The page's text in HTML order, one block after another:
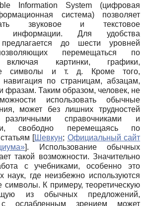
Information System (цифровая
система) позволяет
звуковое и текстовое
информации. Для удобства
предлагается до шести уровней
перемещаться по
включая картинки, графики,
символы и т. д. Кроме того,
навигация по страницам, абзацам,
фразам. Таким образом, человек, не
использовать обычные
может без лишних трудностей
различными справочниками и
свободно перемещаясь по
[Шевкун; Официальный сайт
]. Использование обычных
такой возможности. Значительно
с учебниками, особенно это
наук, где неизбежно используются
символы. К примеру, теоретическую
из обычных предложений,
с ослабленным зрением может